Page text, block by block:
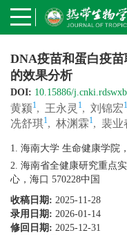
DNA疫苗和蛋白疫
的效果分析
DOI: 10.15886/
黄颍1, 王永灵 1, 刘锦宏1
冼舒琪1, 林渊霖1, 裴业
1. 海南大学 生命健康学院
2. 海南省全健康研究重点
心，海口 570228中国
收稿日期: 2025-11-28
录用日期: 2026-01-14
修回日期: 2025-12-31